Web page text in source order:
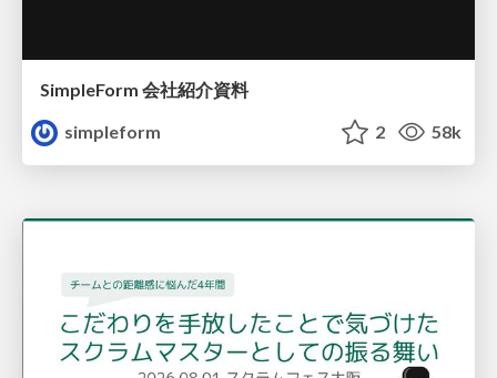
SimpleForm 会社紹介資料
simpleform
2 58k